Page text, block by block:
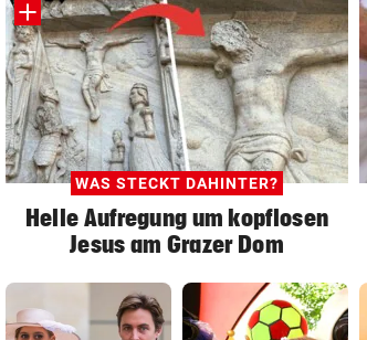
WAS STECKT DAHINTER?
Helle Aufregung um kopflosen
Jesus am Grazer Dom